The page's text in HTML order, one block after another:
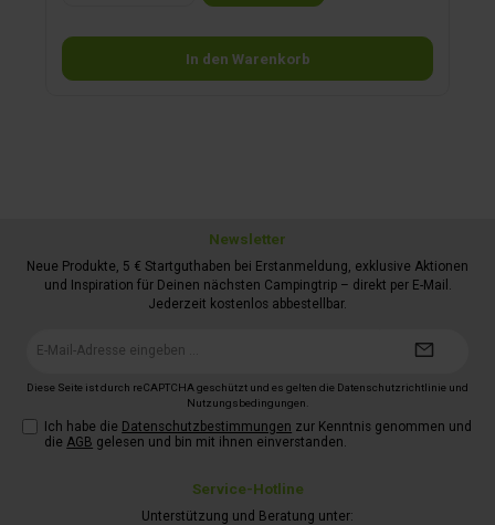
ConnectiGO Primo Nextgen Camper Navisoftware1 Jahr Live-
In den Warenkorb
Service-Hotline
Unterstützung und Beratung unter:
Newsletter
Neue Produkte, 5 € Startguthaben bei Erstanmeldung, exklusive Aktionen
und Inspiration für Deinen nächsten Campingtrip – direkt per E-Mail.
Jederzeit kostenlos abbestellbar.
Diese Seite ist durch reCAPTCHA geschützt und es gelten die Datenschutzrichtlinie und
Nutzungsbedingungen.
Ich habe die Datenschutzbestimmungen zur Kenntnis genommen und
die AGB gelesen und bin mit ihnen einverstanden.